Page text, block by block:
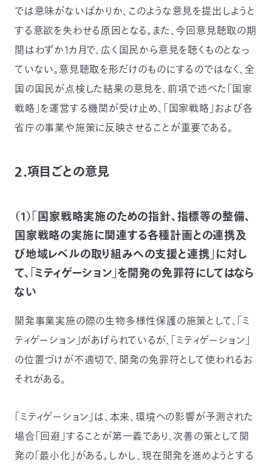
では意味がないばかりか、このような意見を提出しようと
する意欲を失わせる原因となる。また、今回意見聴取の期
間はわずか1カ月で、広く国民から意見を聴くものとなっ
ていない。意見聴取を形だけのものにするのではなく、全
国の国民が点検した結果の意見を、前項で述べた「国家
戦略」を運営する機関が受け止め、「国家戦略」および各
省庁の事業や施策に反映させることが重要である。
２．項目ごとの意見
（1）「国家戦略実施のための指針、指標等の整備、
国家戦略の実施に関連する各種計画との連携及
び地域レベルの取り組みへの支援と連携」に対し
て、「ミティゲーション」を開発の免罪符にしてはなら
ない
開発事業実施の際の生物多様性保護の施策として、「ミ
ティゲーション」があげられているが、「ミティゲーション」
の位置づけが不適切で、開発の免罪符として使われるお
それがある。
「ミティゲーション」は、本来、環境への影響が予測された
場合「回避」することが第一義であり、次善の策として開
発の「最小化」がある。しかし、現在開発を進めようとする